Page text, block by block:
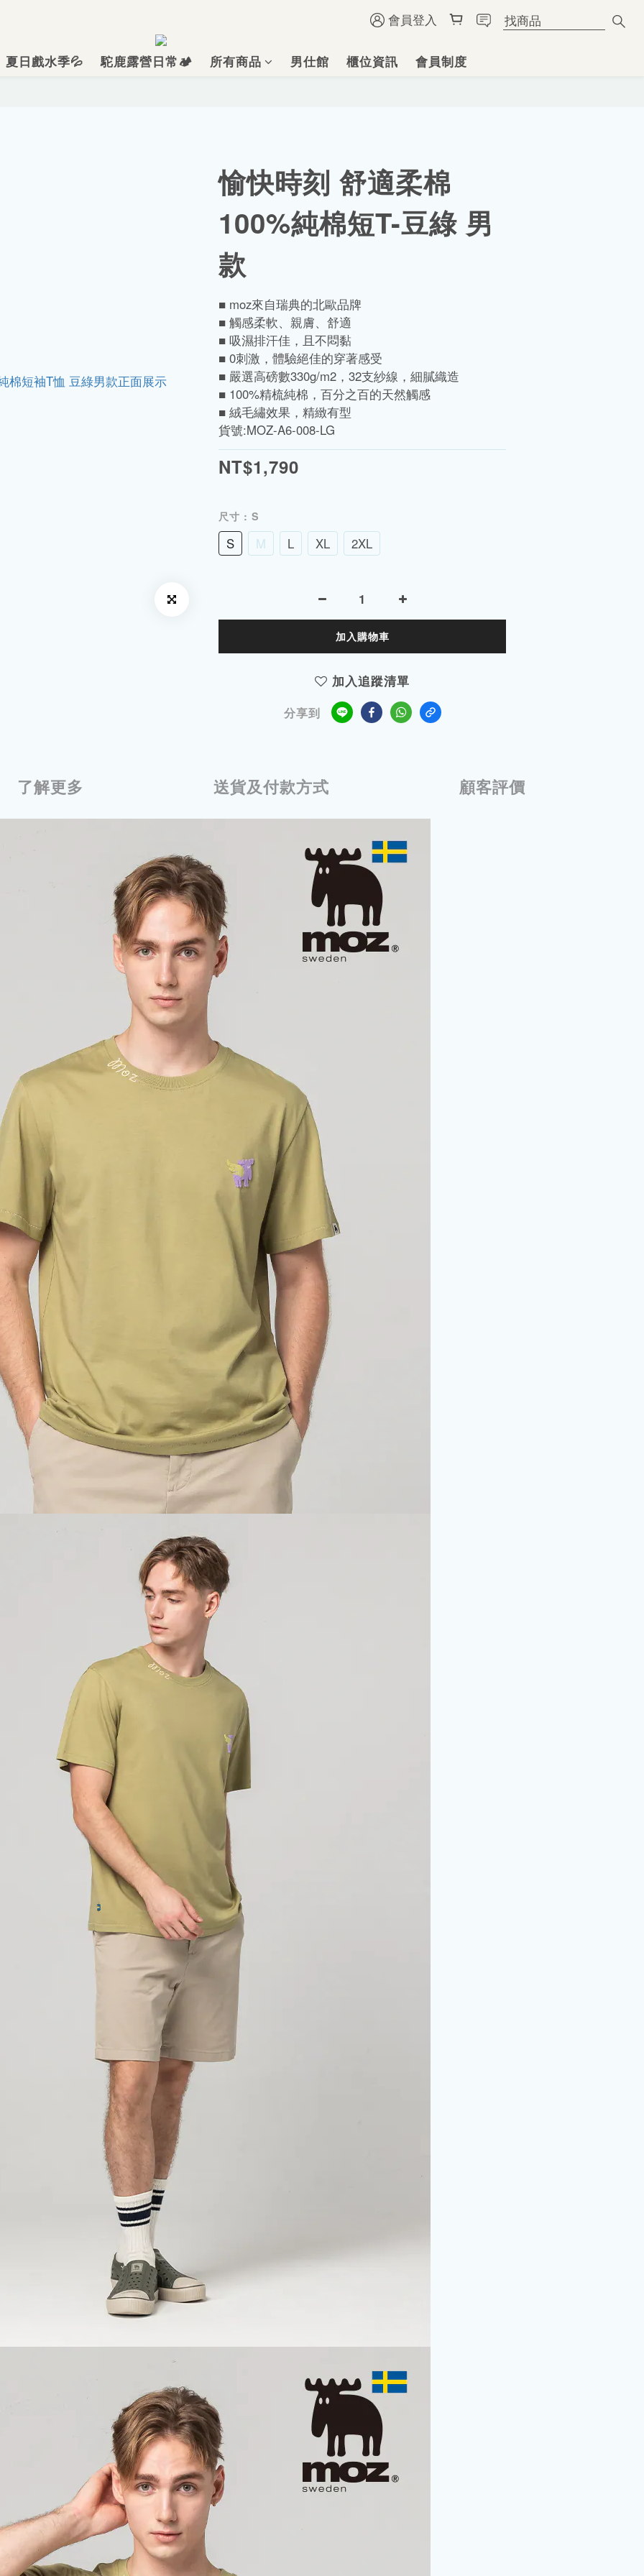
會員登入
夏日戲水季💦 駝鹿露營日常🏕️ 所有商品 男仕館 櫃位資訊 會員制度
愉快時刻 舒適柔棉
100%純棉短T-豆綠 男
款
■ moz來自瑞典的北歐品牌
■ 觸感柔軟、親膚、舒適
■ 吸濕排汗佳，且不悶黏
■ 0刺激，體驗絕佳的穿著感受
■ 嚴選高磅數330g/m2，32支紗線，細膩織造
■ 100%精梳純棉，百分之百的天然觸感
■ 絨毛繡效果，精緻有型
貨號:MOZ-A6-008-LG
NT$1,790
尺寸 : S
S M L XL 2XL
加入購物車
加入追蹤清單
分享到
了解更多 送貨及付款方式 顧客評價